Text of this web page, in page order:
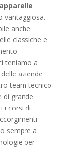
vantaggiosa.
anche
classiche e
teniamo a
aziende
team tecnico
di grande
i corsi di
sempre a
per